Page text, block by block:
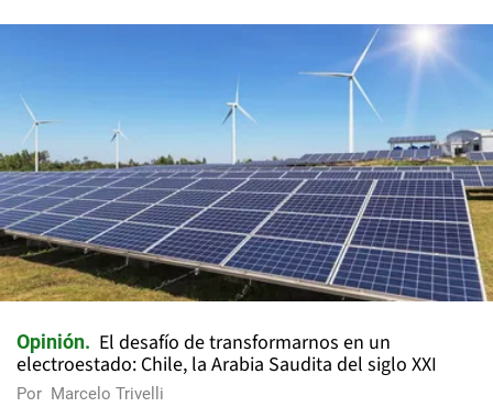
Opinión
El desafío de transformarnos en un
electroestado: Chile, la Arabia Saudita del siglo XXI
Por Marcelo Trivelli